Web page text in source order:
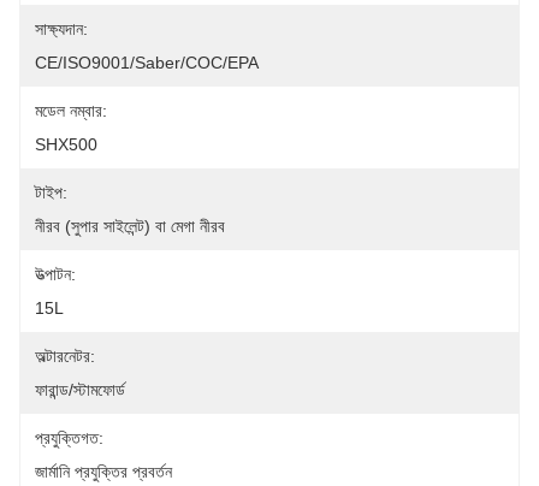
সাক্ষ্যদান:
CE/ISO9001/Saber/COC/EPA
মডেল নম্বার:
SHX500
টাইপ:
নীরব (সুপার সাইলেন্ট) বা মেগা নীরব
উত্পাটন:
15L
অল্টারনেটর:
ফারান্ড/স্টামফোর্ড
প্রযুক্তিগত:
জার্মানি প্রযুক্তির প্রবর্তন